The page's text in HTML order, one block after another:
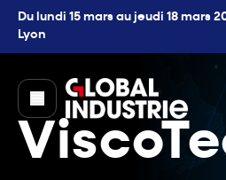
Du lundi 15 mars au jeudi 18 mars
Lyon
page.home